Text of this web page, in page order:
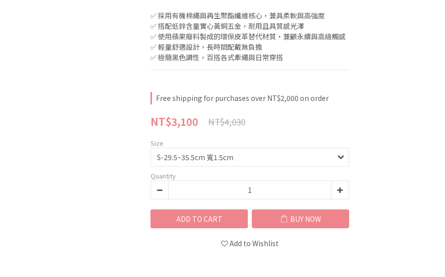
✅ 採用有機棉繩與再生聚酯纖維核心，兼具柔軟與高強度
✅ 搭配低鋅含量實心黃銅五金，耐用且具質感光澤
✅ 使用蘋果廢料製成的環保皮革替代材質，兼顧永續與高級觸感
✅ 輕量舒適設計，長時間配戴無負擔
✅ 極簡黑色調性，百搭各式牽繩與日常穿搭
Free shipping for purchases over NT$2,000 on order
NT$4,030
NT$3,100
Size
Quantity
ADD TO CART BUY NOW
Add to Wishlist